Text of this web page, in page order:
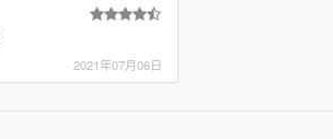
2021年07月06日